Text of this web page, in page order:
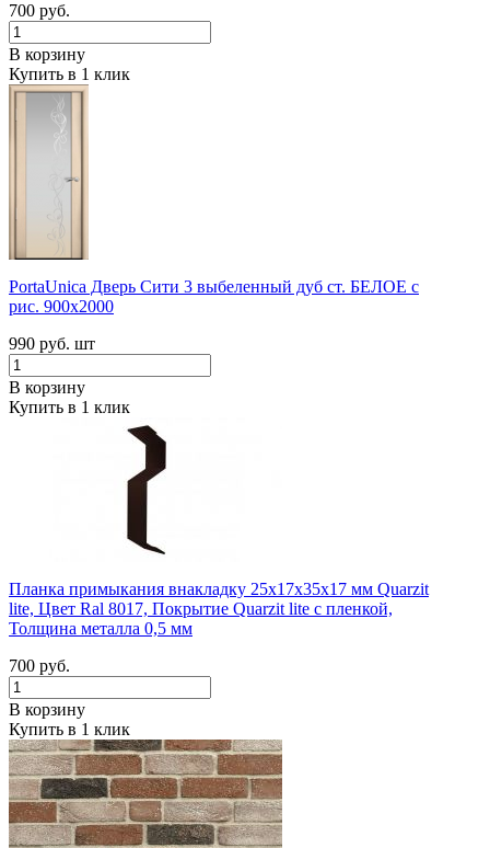
700 руб.
В корзину
Купить в 1 клик
PortaUnica Дверь Сити 3 выбеленный дуб ст. БЕЛОЕ с
рис. 900x2000
990 руб. шт
В корзину
Купить в 1 клик
Планка примыкания внакладку 25х17х35х17 мм Quarzit
lite, Цвет Ral 8017, Покрытие Quarzit lite с пленкой,
Толщина металла 0,5 мм
700 руб.
В корзину
Купить в 1 клик